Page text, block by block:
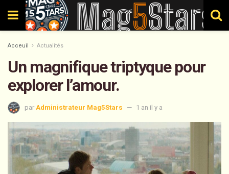
Acceuil Actualités
Un magnifique triptyque pour
explorer l’amour.
par Administrateur Mag5Stars 1 an il y a